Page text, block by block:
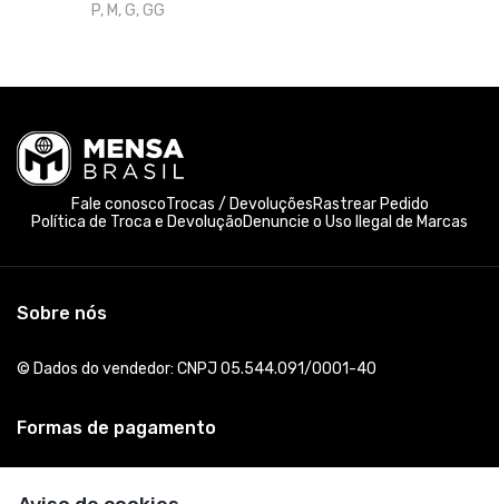
P, M, G, GG
Fale conoscoTrocas / DevoluçõesRastrear Pedido
Política de Troca e DevoluçãoDenuncie o Uso Ilegal de Marcas
Sobre nós
© Dados do vendedor: CNPJ 05.544.091/0001-40
Formas de pagamento